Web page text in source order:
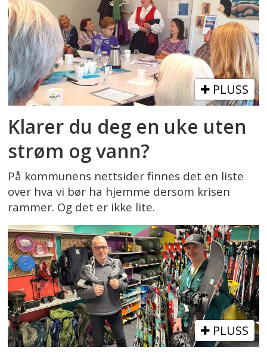
PLUSS
Klarer du deg en uke uten
strøm og vann?
På kommunens nettsider finnes det en liste
over hva vi bør ha hjemme dersom krisen
rammer. Og det er ikke lite.
PLUSS